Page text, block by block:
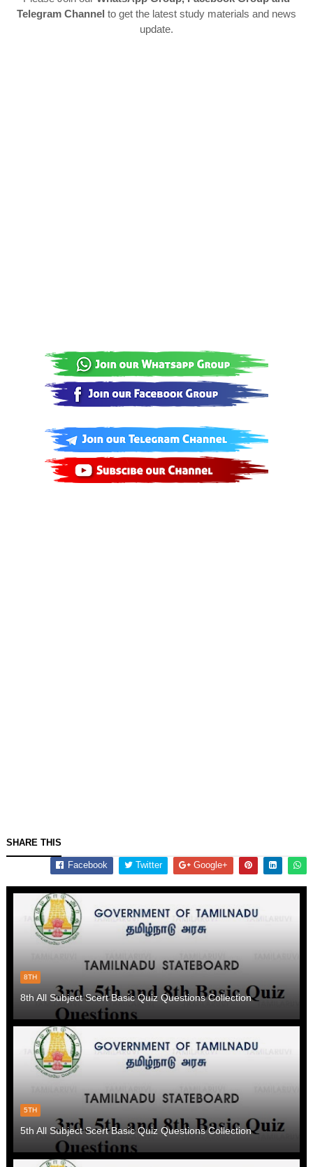
Telegram Channel to get the latest study materials and news
update.
SHARE THIS
Facebook Twitter Google+
8TH
8th All Subject Scert Basic Quiz Questions Collection
5TH
5th All Subject Scert Basic Quiz Questions Collection